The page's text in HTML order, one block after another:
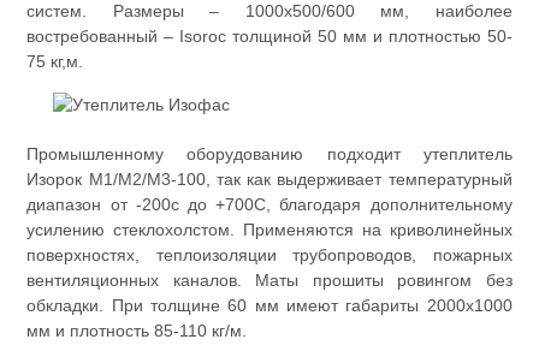
систем. Размеры – 1000х500/600 мм, наиболее
востребованный – Isoroc толщиной 50 мм и плотностью 50-
75 кг,м.
Промышленному оборудованию подходит утеплитель
Изорок М1/М2/М3-100, так как выдерживает температурный
диапазон от -200с до +700С, благодаря дополнительному
усилению стеклохолстом. Применяются на криволинейных
поверхностях, теплоизоляции трубопроводов, пожарных
вентиляционных каналов. Маты прошиты ровингом без
обкладки. При толщине 60 мм имеют габариты 2000х1000
мм и плотность 85-110 кг/м.